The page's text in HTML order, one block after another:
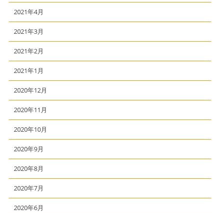
2021年4月
2021年3月
2021年2月
2021年1月
2020年12月
2020年11月
2020年10月
2020年9月
2020年8月
2020年7月
2020年6月